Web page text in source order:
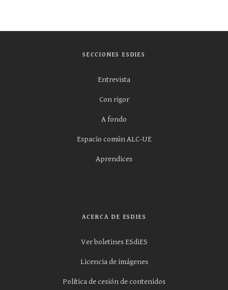
SECCIONES ESDIES
Entrevista
Con rigor
A fondo
Espacio común ALC-UE
Aprendices
ACERCA DE ESDIES
Ver boletines ESdiES
Licencia de imágenes
Política de cesión de contenidos